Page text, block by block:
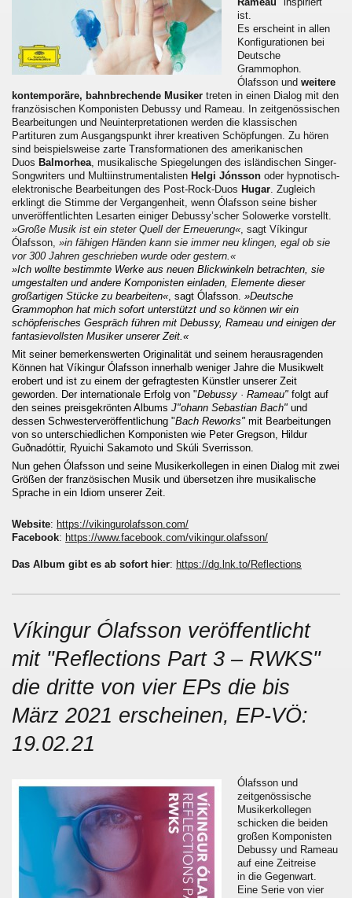
ist.
Es erscheint in allen
Konfigurationen bei
Deutsche
Grammophon.
Ólafsson und weitere
kontemporäre, bahnbrechende Musiker treten in einen Dialog mit den
französischen Komponisten Debussy und Rameau. In zeitgenössischen
Bearbeitungen und Neuinterpretationen werden die klassischen
Partituren zum Ausgangspunkt ihrer kreativen Schöpfungen. Zu hören
sind beispielsweise zarte Transformationen des amerikanischen
Duos Balmorhea , musikalische Spiegelungen des isländischen Singer-
Songwriters und Multiinstrumentalisten Helgi Jónsson oder hypnotisch-
elektronische Bearbeitungen des Post-Rock-Duos Hugar . Zugleich
erklingt die Stimme der Vergangenheit, wenn Ólafsson seine bisher
unveröffentlichten Lesarten einiger Debussy’scher Solowerke vorstellt.
»Große Musik ist ein steter Quell der Erneuerung« , sagt Víkingur
Ólafsson, »in fähigen Händen kann sie immer neu klingen, egal ob sie
vor 300 Jahren geschrieben wurde oder gestern.«
»Ich wollte bestimmte Werke aus neuen Blickwinkeln betrachten, sie
umgestalten und andere Komponisten einladen, Elemente dieser
großartigen Stücke zu bearbeiten« , sagt Ólafsson. »Deutsche
Grammophon hat mich sofort unterstützt und so können wir ein
schöpferisches Gespräch führen mit Debussy, Rameau und einigen der
fantasievollsten Musiker unserer Zeit.«
Mit seiner bemerkenswerten Originalität und seinem herausragenden
Können hat Víkingur Ólafsson innerhalb weniger Jahre die Musikwelt
erobert und ist zu einem der gefragtesten Künstler unserer Zeit
geworden. Der internationale Erfolg von "Debussy · Rameau" folgt auf
den seines preisgekrönten Albums J"ohann Sebastian Bach" und
dessen Schwesterveröffentlichung "Bach Reworks" mit Bearbeitungen
von so unterschiedlichen Komponisten wie Peter Gregson, Hildur
Guðnadóttir, Ryuichi Sakamoto und Skúli Sverrisson.
Nun gehen Ólafsson und seine Musikerkollegen in einen Dialog mit zwei
Größen der französischen Musik und übersetzen ihre musikalische
Sprache in ein Idiom unserer Zeit.
Website: https://vikingurolafsson.com/
Facebook: https://www.facebook.com/vikingur.olafsson/
Das Album gibt es ab sofort hier: https://dg.lnk.to/Reflections
Víkingur Ólafsson veröffentlicht
mit "Reflections Part 3 – RWKS"
die dritte von vier EPs die bis
März 2021 erscheinen, EP-VÖ:
19.02.21
Ólafsson und
zeitgenössische
Musikerkollegen
schicken die beiden
großen Komponisten
Debussy und Rameau
auf eine Zeitreise
in die Gegenwart.
Eine Serie von vier